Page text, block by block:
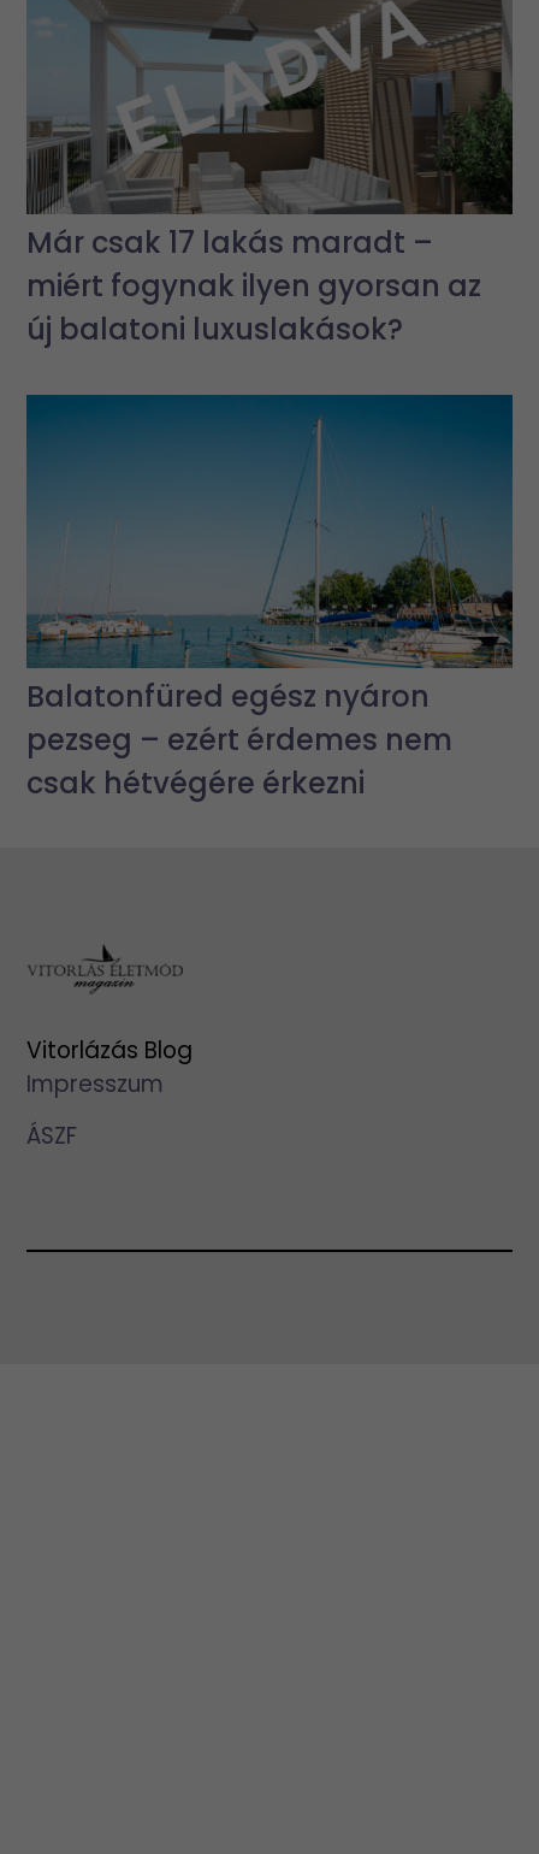
Már csak 17 lakás maradt –
miért fogynak ilyen gyorsan az
új balatoni luxuslakások?
Balatonfüred egész nyáron
pezseg – ezért érdemes nem
csak hétvégére érkezni
Vitorlázás Blog
Impresszum
ÁSZF